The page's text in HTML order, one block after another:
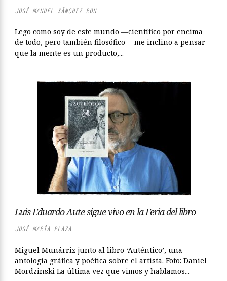
JOSÉ MANUEL SÁNCHEZ RON
Lego como soy de este mundo —científico por encima
de todo, pero también filosófico— me inclino a pensar
que la mente es un producto,...
Luis Eduardo Aute sigue vivo en la Feria del libro
JOSÉ MARÍA PLAZA
Miguel Munárriz junto al libro ‘Auténtico’, una
antología gráfica y poética sobre el artista. Foto: Daniel
Mordzinski La última vez que vimos y hablamos...